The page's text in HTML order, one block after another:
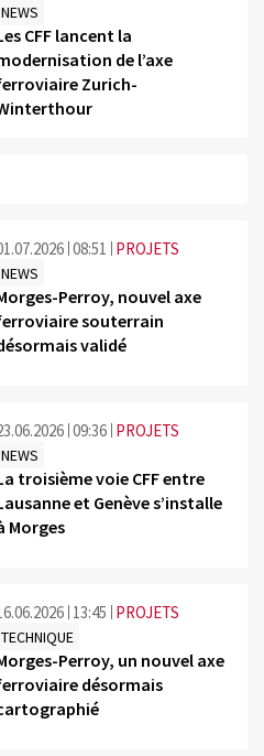
NEWS
CFF lancent la
de l’axe
Zurich-
08:51 PROJETS
NEWS
Perroy, nouvel axe
souterrain
validé
09:36 PROJETS
NEWS
troisième voie CFF entre
et Genève s’installe
Morges
13:45 PROJETS
TECHNIQUE
Perroy, un nouvel axe
désormais